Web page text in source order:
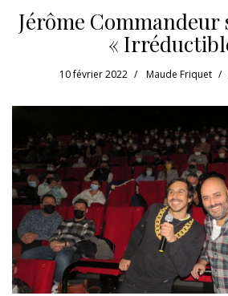
Jérôme Commandeur
«
10 février 2022 Maude Friquet